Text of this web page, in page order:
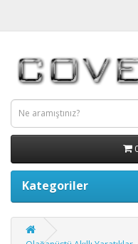
Kategoriler